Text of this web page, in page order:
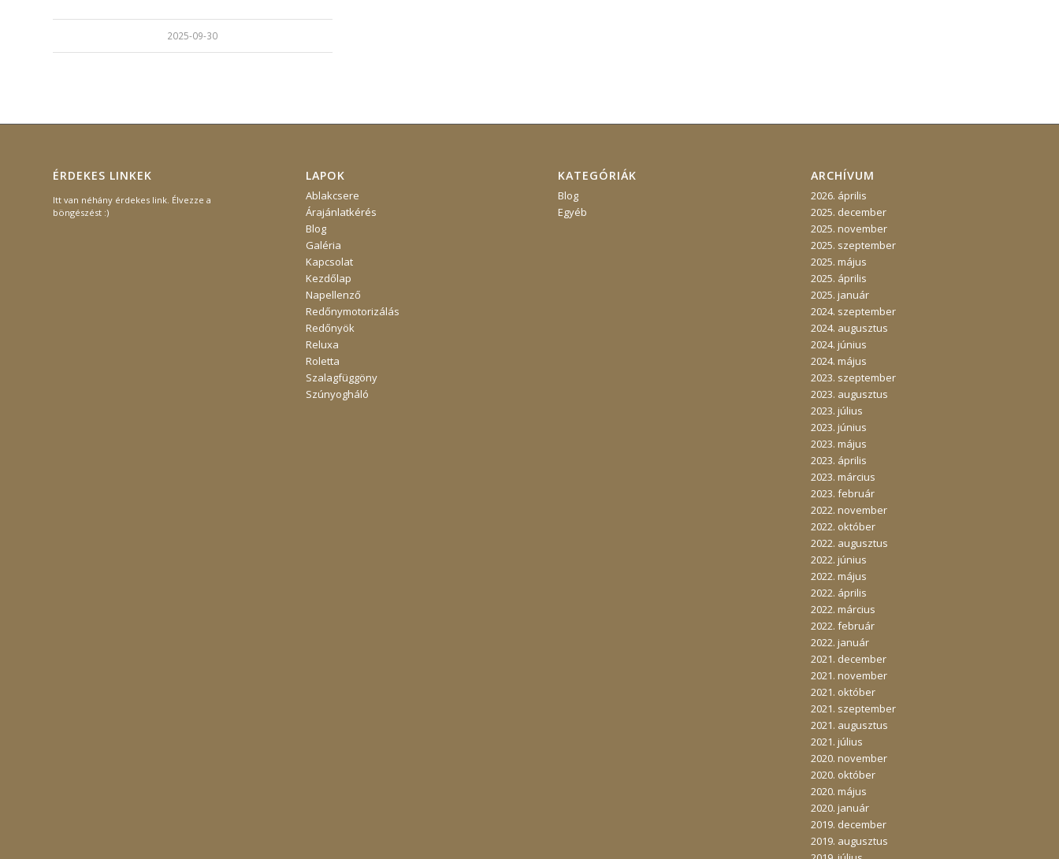
2025-09-30
ÉRDEKES LINKEK
Itt van néhány érdekes link. Élvezze a
böngészést :)
LAPOK
Ablakcsere
Árajánlatkérés
Blog
Galéria
Kapcsolat
Kezdőlap
Napellenző
Redőnymotorizálás
Redőnyök
Reluxa
Roletta
Szalagfüggöny
Szúnyogháló
KATEGÓRIÁK
Blog
Egyéb
ARCHÍVUM
2026. április
2025. december
2025. november
2025. szeptember
2025. május
2025. április
2025. január
2024. szeptember
2024. augusztus
2024. június
2024. május
2023. szeptember
2023. augusztus
2023. július
2023. június
2023. május
2023. április
2023. március
2023. február
2022. november
2022. október
2022. augusztus
2022. június
2022. május
2022. április
2022. március
2022. február
2022. január
2021. december
2021. november
2021. október
2021. szeptember
2021. augusztus
2021. július
2020. november
2020. október
2020. május
2020. január
2019. december
2019. augusztus